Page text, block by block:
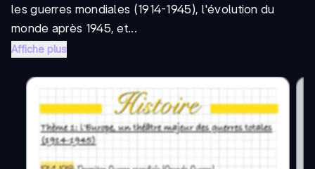
les guerres mondiales (1914-1945), l'évolution du
monde après 1945, et...
Affiche plus